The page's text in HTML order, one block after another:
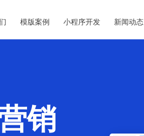
模版案例 小程序开发 新闻动态
销